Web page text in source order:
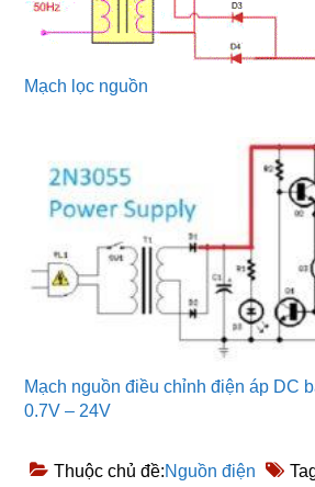
Mạch lọc nguồn
Mạch nguồn điều chỉnh điện áp DC
0.7V – 24V
Thuộc chủ đề:Nguồn điện